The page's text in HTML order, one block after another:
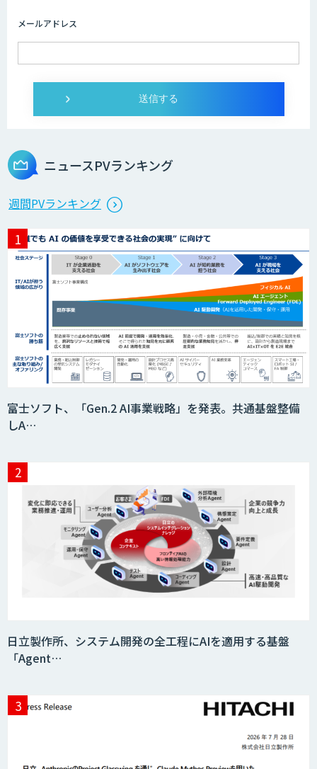
Wanderlust RAG コンシェルジュ
Dify開発支援
貴社専用ナレッジAI構築
SELFBOT AIエージェント
HEROZ ASK
需要予測＋業務最適化AIシステム
『KISS』
メールアドレス
ニュースPVランキング
週間PVランキング
富士ソフト、「Gen.2 AI事業戦略」を発表。共通基盤整備
しA…
日立製作所、システム開発の全工程にAIを適用する基盤
「Agent…